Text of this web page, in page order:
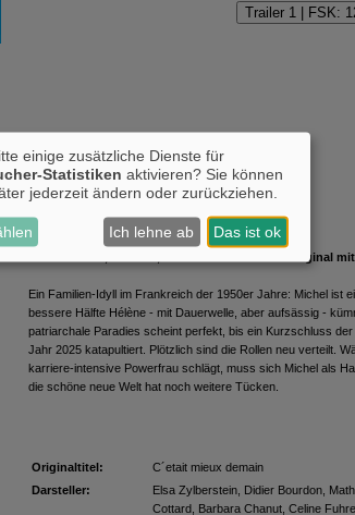
Trailer 1 | FSK:
Am Mittwoch, 01.07.26, im FRANZÖSISCHEN Original
Ein Familien-Idyll im Frankreich der 1950er Jahre: Michel ist
bessere Hälfte Hélène - mit Dauerwelle, aber aufsässig -
patriarchale Paradies scheint perfekt, bis ein Kurzschluss
Jahr 2025 katapultiert. Plötzlich sind die Rollen neu verteilt.
karriere-intensive Powerfrau schlägt, muss sich Michel als
die schöne neue Welt hat noch weitere Tücken.
Originaltitel:
C´etait mieux demain
Darsteller:
Elsa Zylberstein, Didier Bourdon,
Cottard, Barbara Chanut, Celine
einige zusätzliche Dienste für
Statistiken aktivieren? Sie können
jederzeit ändern oder zurückziehen.
Ich lehne ab Das ist ok